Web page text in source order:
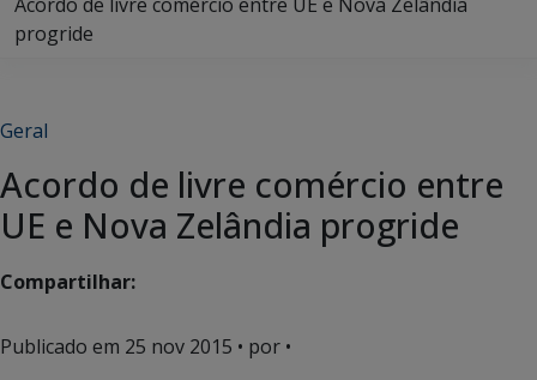
progride
Geral
Acordo de livre comércio entre
UE e Nova Zelândia progride
Compartilhar:
Publicado em 25 nov 2015 • por •